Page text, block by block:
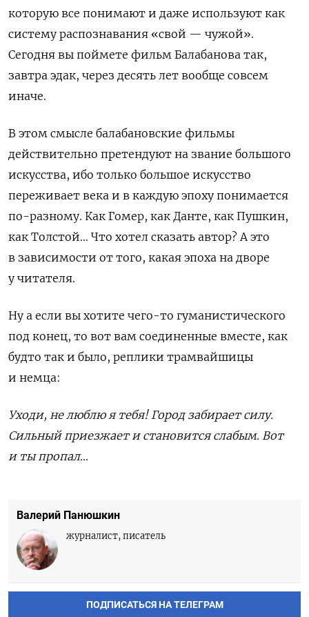
которую все понимают и даже используют как
систему распознавания «свой — чужой».
Сегодня вы поймете фильм Балабанова так,
завтра эдак, через десять лет вообще совсем
иначе.
В этом смысле балабановские фильмы
действительно претендуют на звание большого
искусства, ибо только большое искусство
переживает века и в каждую эпоху понимается
по-разному. Как Гомер, как Данте, как Пушкин,
как Толстой… Что хотел сказать автор? А это
в зависимости от того, какая эпоха на дворе
у читателя.
Ну а если вы хотите чего-то гуманистического
под конец, то вот вам соединенные вместе, как
будто так и было, реплики трамвайшицы
и немца:
Уходи, не люблю я тебя! Город забирает силу.
Сильный приезжает и становится слабым. Вот
и ты пропал…
Валерий Панюшкин
журналист, писатель
ПОДПИСАТЬСЯ НА ТЕЛЕГРАМ